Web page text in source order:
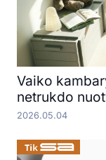
Vaiko
netrukdo
2026.05.04